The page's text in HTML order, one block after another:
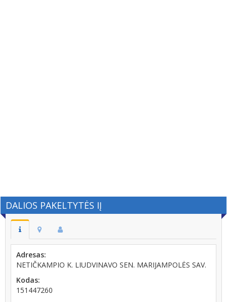
DALIOS PAKELTYTĖS IĮ
Adresas:
NETIČKAMPIO K. LIUDVINAVO SEN. MARIJAMPOLĖS SAV.
Kodas:
151447260